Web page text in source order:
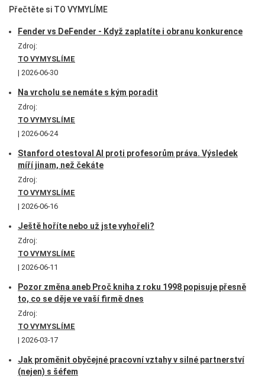
Přečtěte si TO VYMYLÍME
Fender vs DeFender - Když zaplatíte i obranu konkurence
Zdroj:
TO VYMYSLÍME
2026-06-30
Na vrcholu se nemáte s kým poradit
Zdroj:
TO VYMYSLÍME
2026-06-24
Stanford otestoval AI proti profesorům práva. Výsledek
míří jinam, než čekáte
Zdroj:
TO VYMYSLÍME
2026-06-16
Ještě hoříte nebo už jste vyhořeli?
Zdroj:
TO VYMYSLÍME
2026-06-11
Pozor změna aneb Proč kniha z roku 1998 popisuje přesně
to, co se děje ve vaší firmě dnes
Zdroj:
TO VYMYSLÍME
2026-03-17
Jak proměnit obyčejné pracovní vztahy v silné partnerství
(nejen) s šéfem